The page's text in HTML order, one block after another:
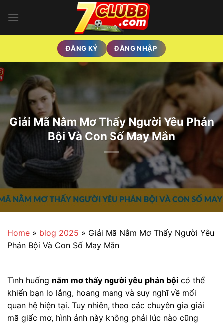
ĐĂNG KÝ ĐĂNG NHẬP
Giải Mã Nằm Mơ Thấy Người Yêu Phản
Bội Và Con Số May Mắn
Home » blog 2025 » Giải Mã Nằm Mơ Thấy Người Yêu
Phản Bội Và Con Số May Mắn
Tình huống nằm mơ thấy người yêu phản bội có thể
khiến bạn lo lắng, hoang mang và suy nghĩ về mối
quan hệ hiện tại. Tuy nhiên, theo các chuyên gia giải
mã giấc mơ, hình ảnh này không phải lúc nào cũng